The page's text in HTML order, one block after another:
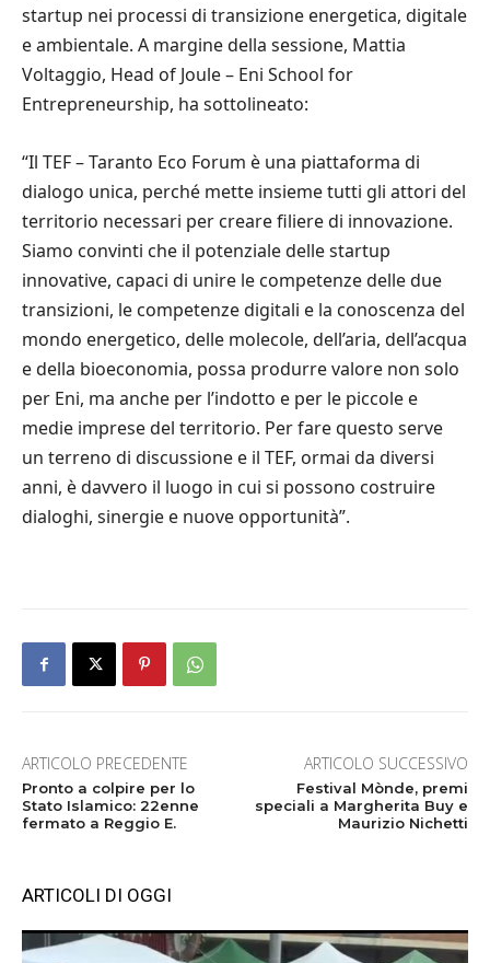
startup nei processi di transizione energetica, digitale
e ambientale. A margine della sessione, Mattia
Voltaggio, Head of Joule – Eni School for
Entrepreneurship, ha sottolineato:
“Il TEF – Taranto Eco Forum è una piattaforma di
dialogo unica, perché mette insieme tutti gli attori del
territorio necessari per creare filiere di innovazione.
Siamo convinti che il potenziale delle startup
innovative, capaci di unire le competenze delle due
transizioni, le competenze digitali e la conoscenza del
mondo energetico, delle molecole, dell’aria, dell’acqua
e della bioeconomia, possa produrre valore non solo
per Eni, ma anche per l’indotto e per le piccole e
medie imprese del territorio. Per fare questo serve
un terreno di discussione e il TEF, ormai da diversi
anni, è davvero il luogo in cui si possono costruire
dialoghi, sinergie e nuove opportunità”.
ARTICOLO PRECEDENTE
Pronto a colpire per lo
Stato Islamico: 22enne
fermato a Reggio E.
ARTICOLO SUCCESSIVO
Festival Mònde, premi
speciali a Margherita Buy e
Maurizio Nichetti
ARTICOLI DI OGGI